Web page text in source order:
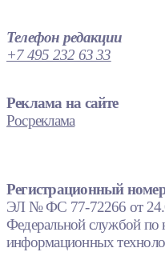
Телефон редакции
+7 495 232 63 33
Реклама на сайте
Росреклама
Регистрационный
ЭЛ № ФС 77-72266 от
Федеральной службой по
информационных